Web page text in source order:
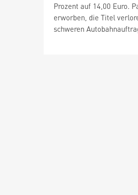
Prozent auf 14,00 Euro.
erworben, die Titel
schweren